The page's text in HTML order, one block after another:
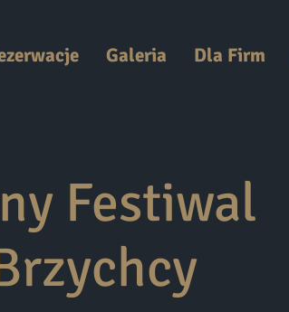
Galeria Dla Firm
Festiwal